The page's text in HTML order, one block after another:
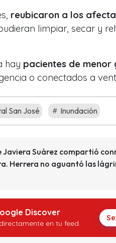
reubicaron a los
limpiar, secar y
hay pacientes de menor
o conectados a
San José Inundación
Javiera Suárez compartió
Herrera no aguantó las
Discover
en tu feed.